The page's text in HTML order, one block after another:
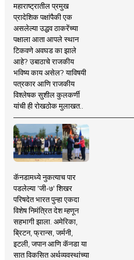
महाराष्ट्रातील प्रमुख
प्रादेशिक पक्षांपैकी एक
असलेल्या उद्धव ठाकरेंच्या
पक्षाला आता आपले स्थान
टिकवणे अवघड का झाले
आहे? उबाठाचे राजकीय
भविष्य काय असेल? याविषयी
पत्रकार आणि राजकीय
विश्लेषक सुशील कुलकर्णी
यांची ही रोखठोक मुलाखत..
कॅनडामध्ये नुकत्याच पार
पडलेल्या 'जी-७' शिखर
परिषदेत भारत पुन्हा एकदा
विशेष निमंत्रित देश म्हणून
सहभागी झाला. अमेरिका,
ब्रिटन, फ्रान्स, जर्मनी,
इटली, जपान आणि कॅनडा या
सात विकसित अर्थव्यवस्थांच्या